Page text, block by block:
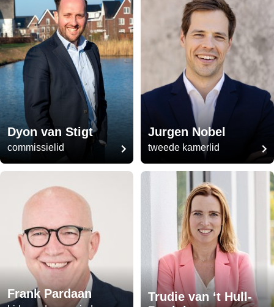
Dyon van Stigt
commissielid
Jurgen Nobel
tweede kamerlid
Frank Pardaan
Trudie van ‘t Hull-